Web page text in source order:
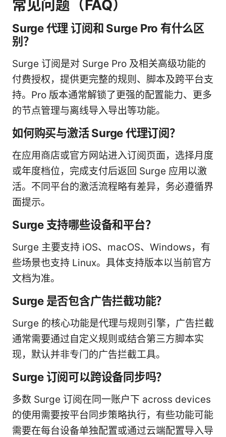
常见问题（FAQ）
Surge 代理 订阅和 Surge Pro 有什么区
别？
Surge 订阅是对 Surge Pro 及相关高级功能的
付费授权，提供更完整的规则、脚本及跨平台支
持。Pro 版本通常解锁了更强的配置能力、更多
的节点管理与离线导入导出等功能。
如何购买与激活 Surge 代理订阅？
在应用商店或官方网站进入订阅页面，选择月度
或年度档位，完成支付后返回 Surge 应用以激
活。不同平台的激活流程略有差异，务必遵循界
面提示。
Surge 支持哪些设备和平台？
Surge 主要支持 iOS、macOS、Windows，有
些场景也支持 Linux。具体支持版本以当前官方
文档为准。
Surge 是否包含广告拦截功能？
Surge 的核心功能是代理与规则引擎，广告拦截
通常需要通过自定义规则或结合第三方脚本实
现，默认并非专门的广告拦截工具。
Surge 订阅可以跨设备同步吗？
多数 Surge 订阅在同一账户下 across devices
的使用需要按平台同步策略执行，有些功能可能
需要在每台设备单独配置或通过云端配置导入导